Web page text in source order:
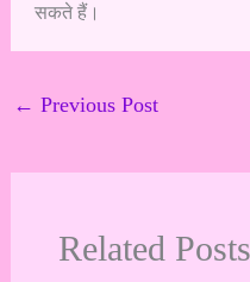
सकते हैं।
← Previous Post
Related Posts